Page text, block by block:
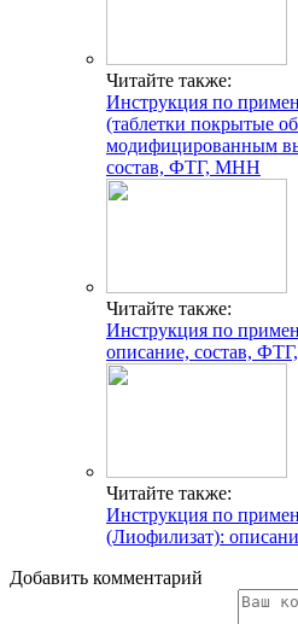
Читайте также:
Инструкция по
(таблетки покрытые
модифицированным
состав, ФТГ, МНН
Читайте также:
Инструкция по
описание, состав,
Читайте также:
Инструкция по
(Лиофилизат):
Добавить комментарий